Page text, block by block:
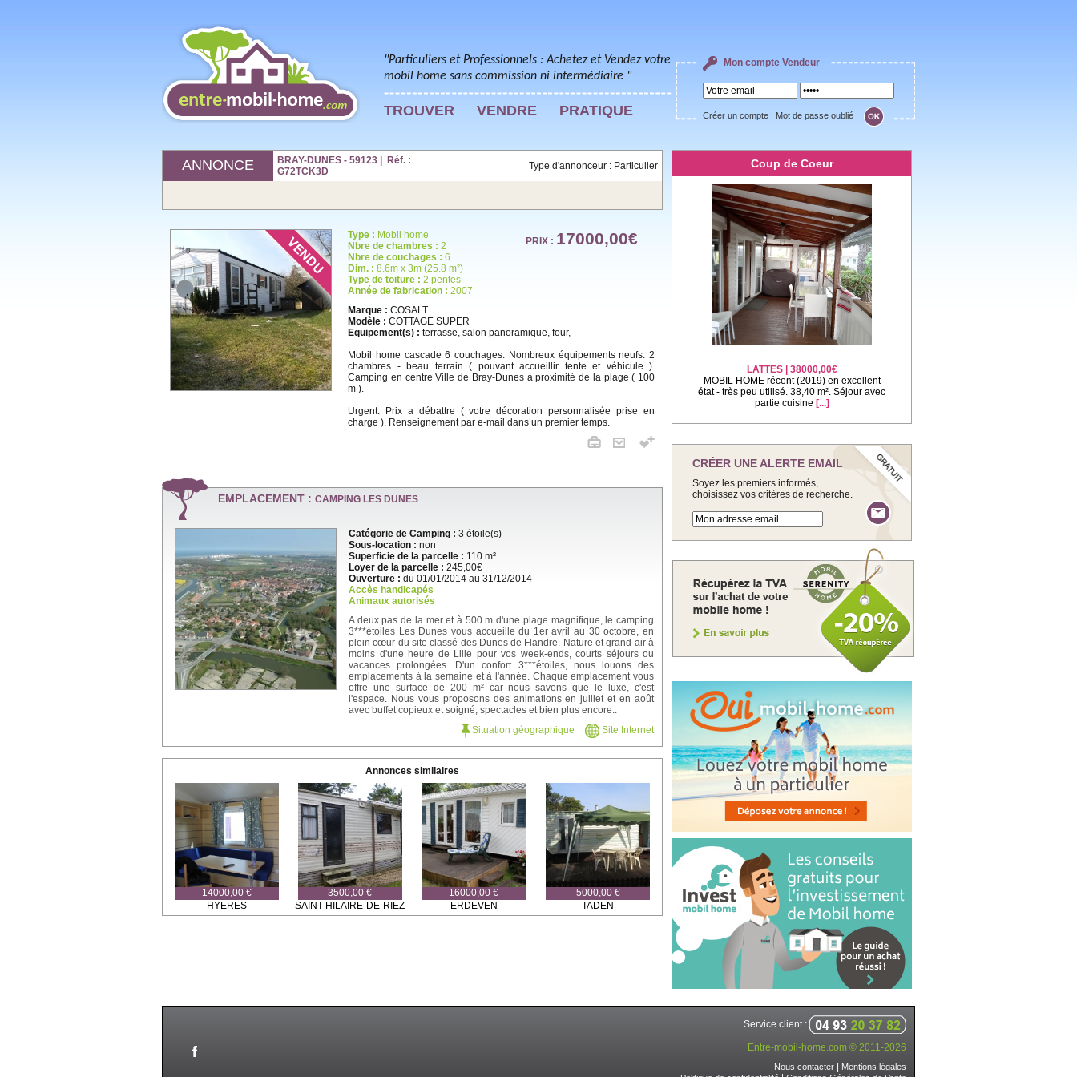
"Particuliers et Professionnels : Achetez et Vendez votre
mobil home sans commission ni intermédiaire "
TROUVER VENDRE PRATIQUE
Mon compte Vendeur
Créer un compte Mot de passe oublié
ANNONCE
BRAY-DUNES - 59123 | Réf. :
G72TCK3D
Type d'annonceur : Particulier
Type : Mobil home
Nbre de chambres : 2
Nbre de couchages : 6
Dim. : 8.6m x 3m (25.8 m²)
Type de toiture : 2 pentes
Année de fabrication : 2007
PRIX : 17000,00€
Marque : COSALT
Modèle : COTTAGE SUPER
Equipement(s) : terrasse, salon panoramique, four,
Mobil home cascade 6 couchages. Nombreux équipements neufs. 2
chambres - beau terrain ( pouvant accueillir tente et véhicule ).
Camping en centre Ville de Bray-Dunes à proximité de la plage ( 100
m ).
Urgent. Prix a débattre ( votre décoration personnalisée prise en
charge ). Renseignement par e-mail dans un premier temps.
EMPLACEMENT : CAMPING LES DUNES
Catégorie de Camping : 3 étoile(s)
Sous-location : non
Superficie de la parcelle : 110 m²
Loyer de la parcelle : 245,00€
Ouverture : du 01/01/2014 au 31/12/2014
Accès handicapés
Animaux autorisés
A deux pas de la mer et à 500 m d'une plage magnifique, le camping
3***étoiles Les Dunes vous accueille du 1er avril au 30 octobre, en
plein cœur du site classé des Dunes de Flandre. Nature et grand air à
moins d'une heure de Lille pour vos week-ends, courts séjours ou
vacances prolongées. D'un confort 3***étoiles, nous louons des
emplacements à la semaine et à l'année. Chaque emplacement vous
offre une surface de 200 m² car nous savons que le luxe, c'est
l'espace. Nous vous proposons des animations en juillet et en août
avec buffet copieux et soigné, spectacles et bien plus encore..
Situation géographique
Site Internet
Annonces similaires
14000,00 €
HYERES
3500,00 €
SAINT-HILAIRE-DE-RIEZ
16000,00 €
ERDEVEN
5000,00 €
TADEN
Coup de Coeur
LATTES | 38000,00€
MOBIL HOME récent (2019) en excellent
état - très peu utilisé. 38,40 m². Séjour avec
partie cuisine [...]
CRÉER UNE ALERTE EMAIL
Soyez les premiers informés,
choisissez vos critères de recherche.
Service client :
Entre-mobil-home.com © 2011-2026
Nous contacter
Mentions légales